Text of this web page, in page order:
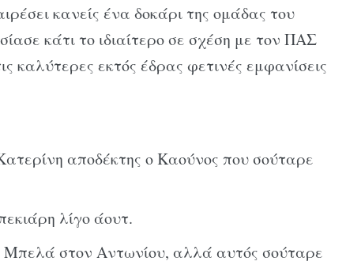
κανείς ένα δοκάρι της ομάδας του
κάτι το ιδιαίτερο σε σχέση με τον ΠΑΣ
καλύτερες εκτός έδρας φετινές εμφανίσεις
αποδέκτης ο Καούνος που σούταρε
λίγο άουτ.
Μπελά στον Αντωνίου, αλλά αυτός σούταρε